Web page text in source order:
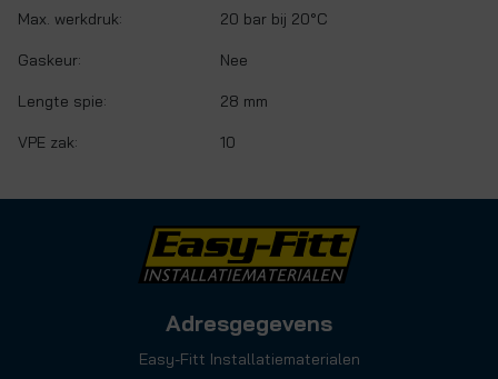
Max. werkdruk: 20 bar bij 20°C
Gaskeur: Nee
Lengte spie: 28 mm
VPE zak: 10
Adresgegevens
Easy-Fitt Installatiematerialen